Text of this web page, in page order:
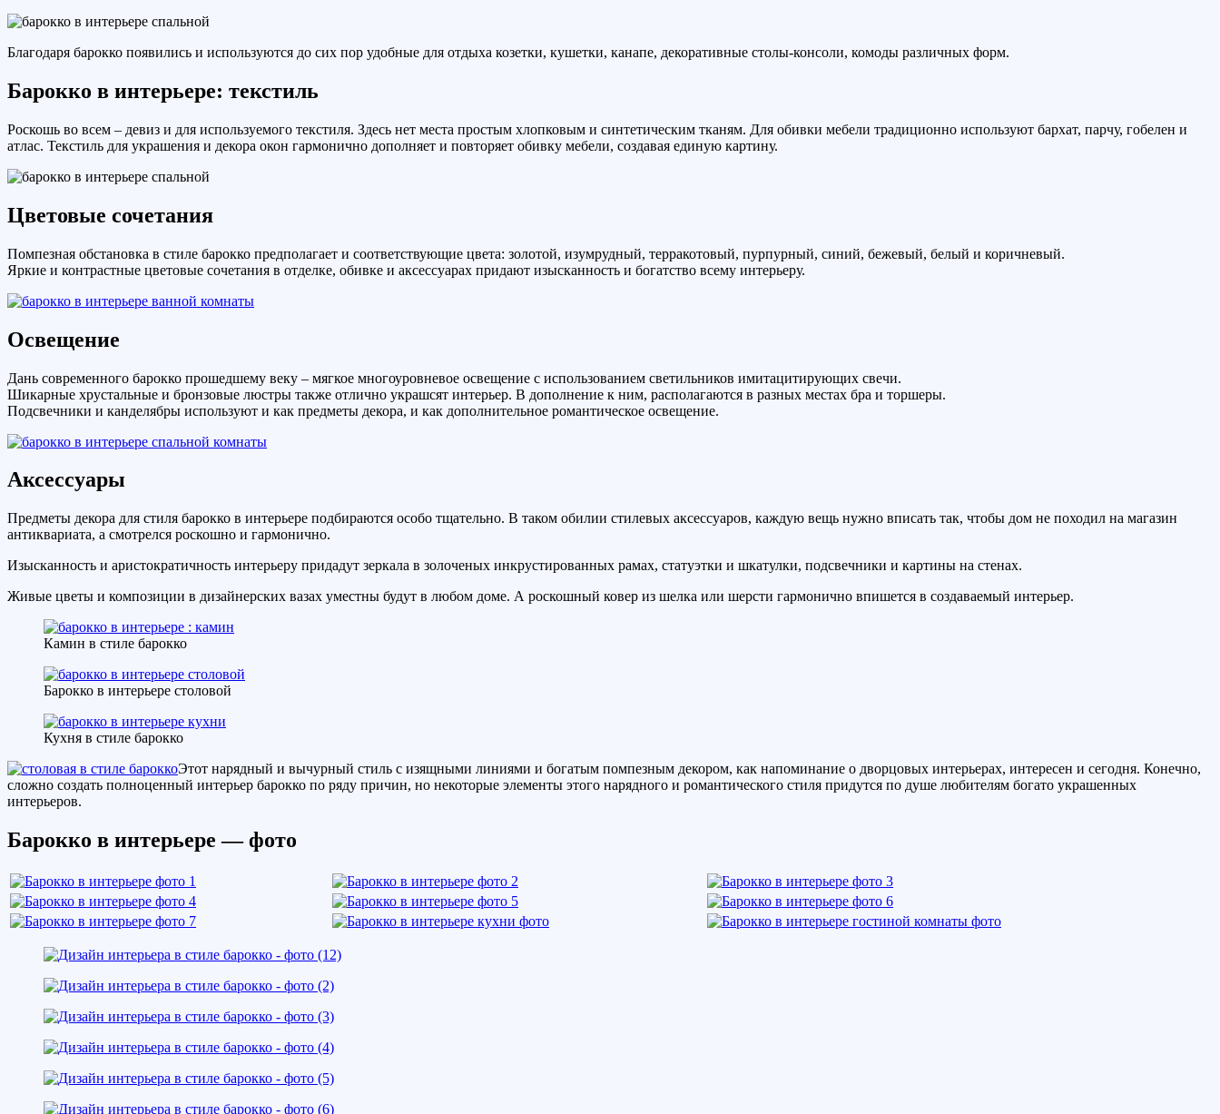
Благодаря барокко появились и используются до сих пор удобные для отдыха козетки, кушетки, канапе, декоративные столы-консоли, комоды различных форм.
Барокко в интерьере: текстиль
Роскошь во всем – девиз и для используемого текстиля. Здесь нет места простым хлопковым и синтетическим тканям. Для обивки мебели традиционно используют бархат, парчу, гобелен и
атлас. Текстиль для украшения и декора окон гармонично дополняет и повторяет обивку мебели, создавая единую картину.
Цветовые сочетания
Помпезная обстановка в стиле барокко предполагает и соответствующие цвета: золотой, изумрудный, терракотовый, пурпурный, синий, бежевый, белый и коричневый.
Яркие и контрастные цветовые сочетания в отделке, обивке и аксессуарах придают изысканность и богатство всему интерьеру.
Освещение
Дань современного барокко прошедшему веку – мягкое многоуровневое освещение с использованием светильников имитацитирующих свечи.
Шикарные хрустальные и бронзовые люстры также отлично украшсят интерьер. В дополнение к ним, располагаются в разных местах бра и торшеры.
Подсвечники и канделябры используют и как предметы декора, и как дополнительное романтическое освещение.
Аксессуары
Предметы декора для стиля барокко в интерьере подбираются особо тщательно. В таком обилии стилевых аксессуаров, каждую вещь нужно вписать так, чтобы дом не походил на магазин
антиквариата, а смотрелся роскошно и гармонично.
Изысканность и аристократичность интерьеру придадут зеркала в золоченых инкрустированных рамах, статуэтки и шкатулки, подсвечники и картины на стенах.
Живые цветы и композиции в дизайнерских вазах уместны будут в любом доме. А роскошный ковер из шелка или шерсти гармонично впишется в создаваемый интерьер.
Камин в стиле барокко
Барокко в интерьере столовой
Кухня в стиле барокко
Этот нарядный и вычурный стиль с изящными линиями и богатым помпезным декором, как напоминание о дворцовых интерьерах, интересен и сегодня. Конечно,
сложно создать полноценный интерьер барокко по ряду причин, но некоторые элементы этого нарядного и романтического стиля придутся по душе любителям богато украшенных
интерьеров.
Барокко в интерьере — фото